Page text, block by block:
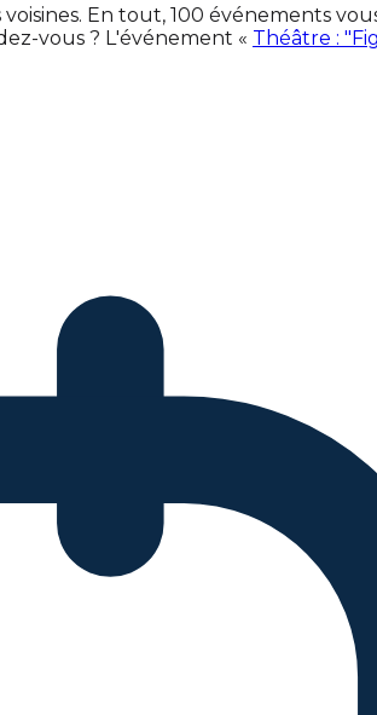
En tout, 100 événements
vous ? L'événement « Théâtre :